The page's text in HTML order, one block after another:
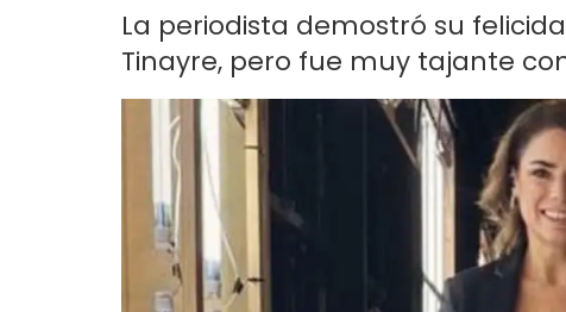
La periodista demostró su
Tinayre, pero fue muy tajante